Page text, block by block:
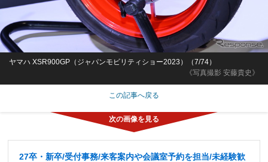
《写真撮影 安藤貴史》
ヤマハ XSR900GP（ジャパンモビリティショー2023）（7/74）
この記事へ戻る
27卒・新卒/受付事務/来客案内や会議室予約を担当/未経験歓